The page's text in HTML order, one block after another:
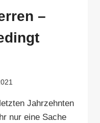
–
Jahrzehnten
nur eine Sache